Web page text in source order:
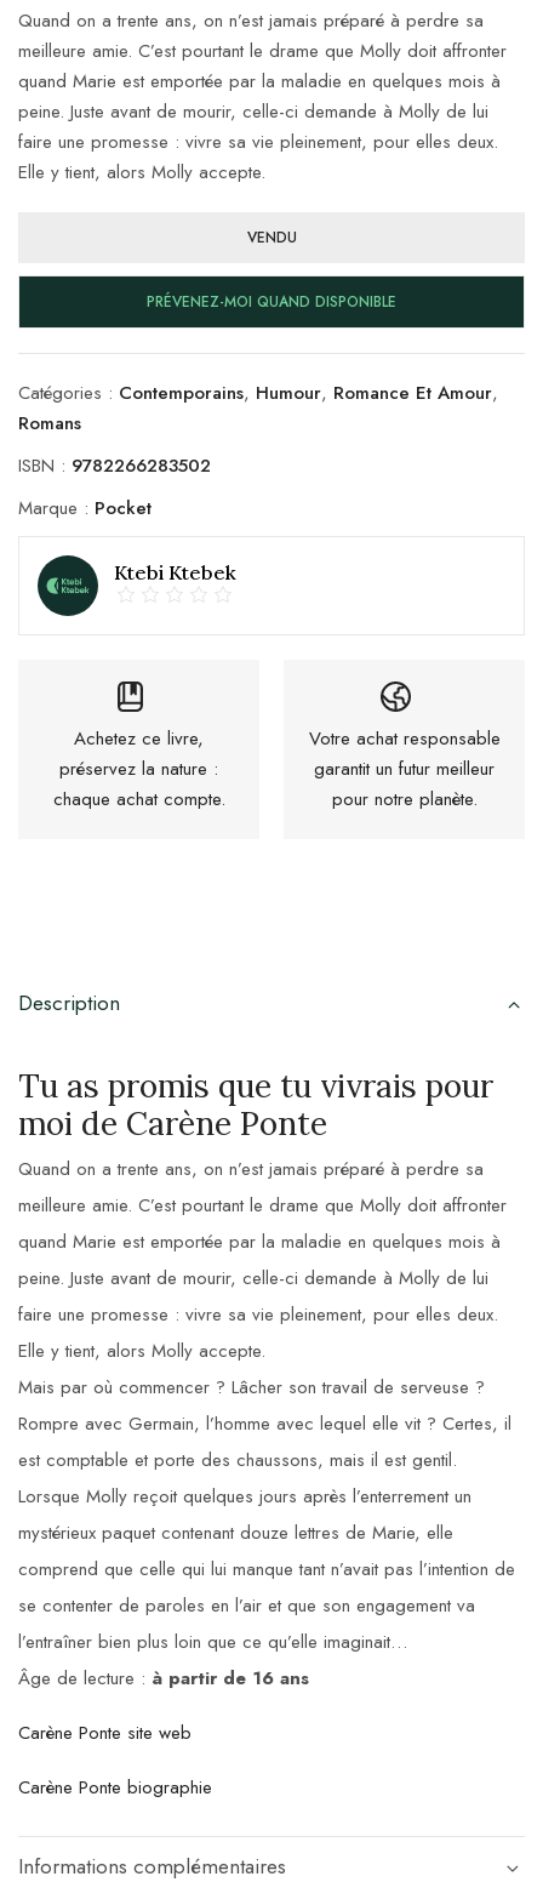
Quand on a trente ans, on n’est jamais préparé à perdre sa
meilleure amie. C’est pourtant le drame que Molly doit affronter
quand Marie est emportée par la maladie en quelques mois à
peine. Juste avant de mourir, celle-ci demande à Molly de lui
faire une promesse : vivre sa vie pleinement, pour elles deux.
Elle y tient, alors Molly accepte.
VENDU
PRÉVENEZ-MOI QUAND DISPONIBLE
Catégories : Contemporains, Humour, Romance Et Amour,
Romans
ISBN : 9782266283502
Marque : Pocket
Ktebi Ktebek
Achetez ce livre,
préservez la nature :
chaque achat compte.
Votre achat responsable
garantit un futur meilleur
pour notre planète.
Description
Tu as promis que tu vivrais pour
moi de Carène Ponte
Quand on a trente ans, on n’est jamais préparé à perdre sa
meilleure amie. C’est pourtant le drame que Molly doit affronter
quand Marie est emportée par la maladie en quelques mois à
peine. Juste avant de mourir, celle-ci demande à Molly de lui
faire une promesse : vivre sa vie pleinement, pour elles deux.
Elle y tient, alors Molly accepte.
Mais par où commencer ? Lâcher son travail de serveuse ?
Rompre avec Germain, l’homme avec lequel elle vit ? Certes, il
est comptable et porte des chaussons, mais il est gentil.
Lorsque Molly reçoit quelques jours après l’enterrement un
mystérieux paquet contenant douze lettres de Marie, elle
comprend que celle qui lui manque tant n’avait pas l’intention de
se contenter de paroles en l’air et que son engagement va
l’entraîner bien plus loin que ce qu’elle imaginait…
Âge de lecture : à partir de 16 ans
Carène Ponte site web
Carène Ponte biographie
Informations complémentaires